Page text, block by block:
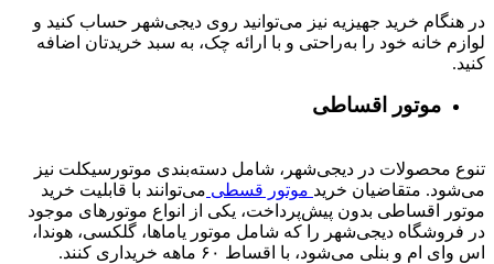
در هنگام خرید جهیزیه نیز می‌توانید روی دیجی‌شهر حساب کنید و
لوازم خانه خود را به‌راحتی و با ارائه چک، به سبد خریدتان اضافه
کنید.
موتور اقساطی
تنوع محصولات در دیجی‌شهر، شامل دسته‌بندی موتورسیکلت نیز
می‌شود. متقاضیان خرید موتور قسطی می‌توانند با قابلیت خرید
موتور اقساطی بدون پیش‌پرداخت، یکی از انواع موتورهای موجود
در فروشگاه دیجی‌شهر را که شامل موتور یاماها، گلکسی، هوندا،
اس وای ام و بنلی می‌شود، با اقساط ۶۰ ماهه خریداری کنند.